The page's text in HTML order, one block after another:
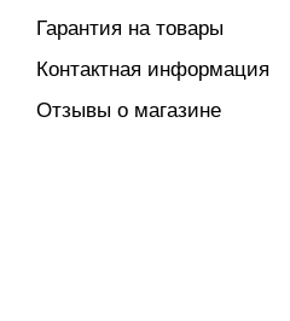
Гарантия на товары
Контактная информация
Отзывы о магазине